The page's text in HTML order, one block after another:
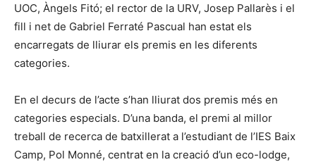
UOC, Àngels Fitó; el rector de la URV, Josep Pallarès i el
fill i net de Gabriel Ferraté Pascual han estat els
encarregats de lliurar els premis en les diferents
categories.
En el decurs de l’acte s’han lliurat dos premis més en
categories especials. D’una banda, el premi al millor
treball de recerca de batxillerat a l’estudiant de l’IES Baix
Camp, Pol Monné, centrat en la creació d’un eco-lodge,